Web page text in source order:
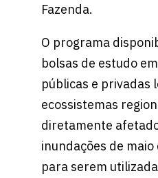
Fazenda.
O programa
bolsas de estudo
públicas e privadas
ecossistemas
diretamente
inundações de maio
para serem